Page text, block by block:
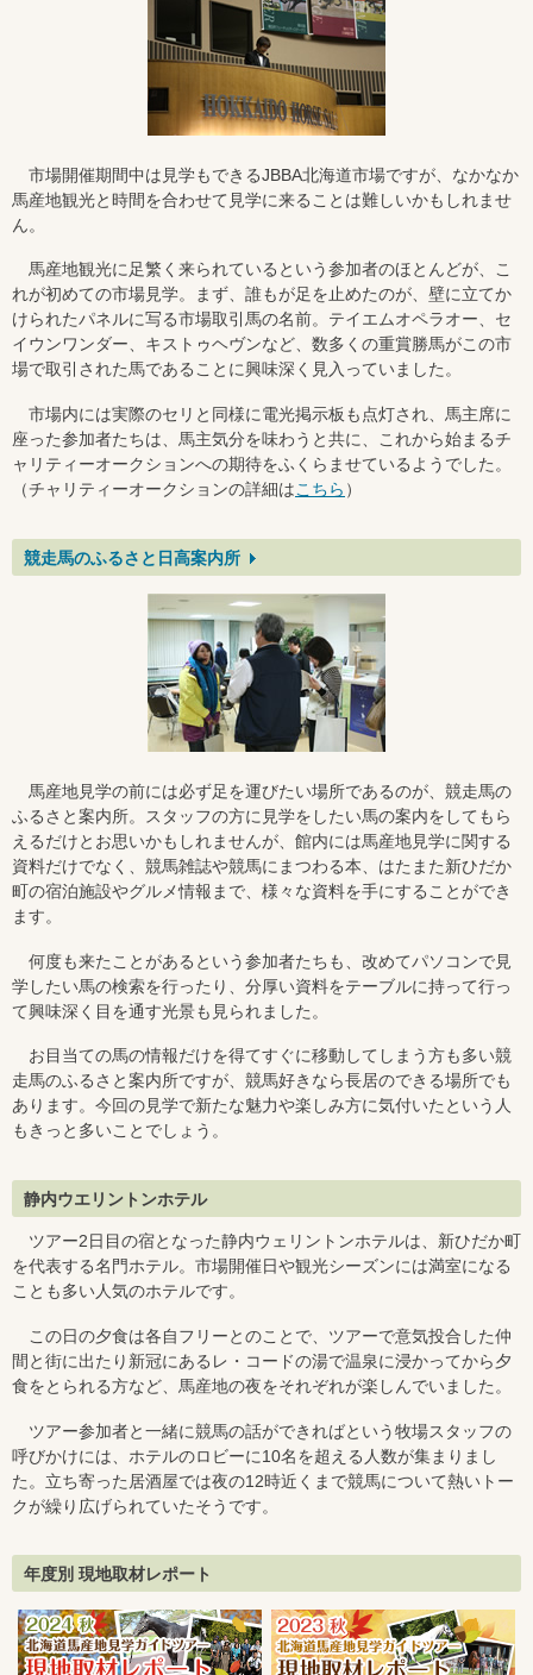
市場開催期間中は見学もできるJBBA北海道市場ですが、なかなか
馬産地観光と時間を合わせて見学に来ることは難しいかもしれませ
ん。
馬産地観光に足繁く来られているという参加者のほとんどが、こ
れが初めての市場見学。まず、誰もが足を止めたのが、壁に立てか
けられたパネルに写る市場取引馬の名前。テイエムオペラオー、セ
イウンワンダー、キストゥヘヴンなど、数多くの重賞勝馬がこの市
場で取引された馬であることに興味深く見入っていました。
市場内には実際のセリと同様に電光掲示板も点灯され、馬主席に
座った参加者たちは、馬主気分を味わうと共に、これから始まるチ
ャリティーオークションへの期待をふくらませているようでした。
（チャリティーオークションの詳細はこちら ）
競走馬のふるさと日高案内所
馬産地見学の前には必ず足を運びたい場所であるのが、競走馬の
ふるさと案内所。スタッフの方に見学をしたい馬の案内をしてもら
えるだけとお思いかもしれませんが、館内には馬産地見学に関する
資料だけでなく、競馬雑誌や競馬にまつわる本、はたまた新ひだか
町の宿泊施設やグルメ情報まで、様々な資料を手にすることができ
ます。
何度も来たことがあるという参加者たちも、改めてパソコンで見
学したい馬の検索を行ったり、分厚い資料をテーブルに持って行っ
て興味深く目を通す光景も見られました。
お目当ての馬の情報だけを得てすぐに移動してしまう方も多い競
走馬のふるさと案内所ですが、競馬好きなら長居のできる場所でも
あります。今回の見学で新たな魅力や楽しみ方に気付いたという人
もきっと多いことでしょう。
静内ウエリントンホテル
ツアー2日目の宿となった静内ウェリントンホテルは、新ひだか町
を代表する名門ホテル。市場開催日や観光シーズンには満室になる
ことも多い人気のホテルです。
この日の夕食は各自フリーとのことで、ツアーで意気投合した仲
間と街に出たり新冠にあるレ・コードの湯で温泉に浸かってから夕
食をとられる方など、馬産地の夜をそれぞれが楽しんでいました。
ツアー参加者と一緒に競馬の話ができればという牧場スタッフの
呼びかけには、ホテルのロビーに10名を超える人数が集まりまし
た。立ち寄った居酒屋では夜の12時近くまで競馬について熱いトー
クが繰り広げられていたそうです。
年度別 現地取材レポート